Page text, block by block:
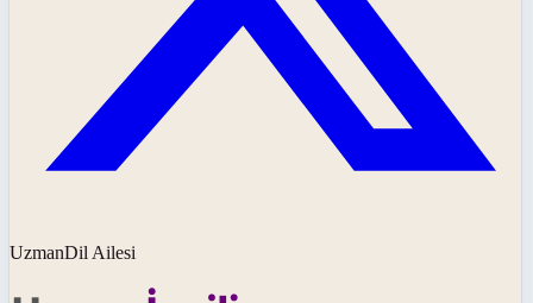
UzmanDil Ailesi